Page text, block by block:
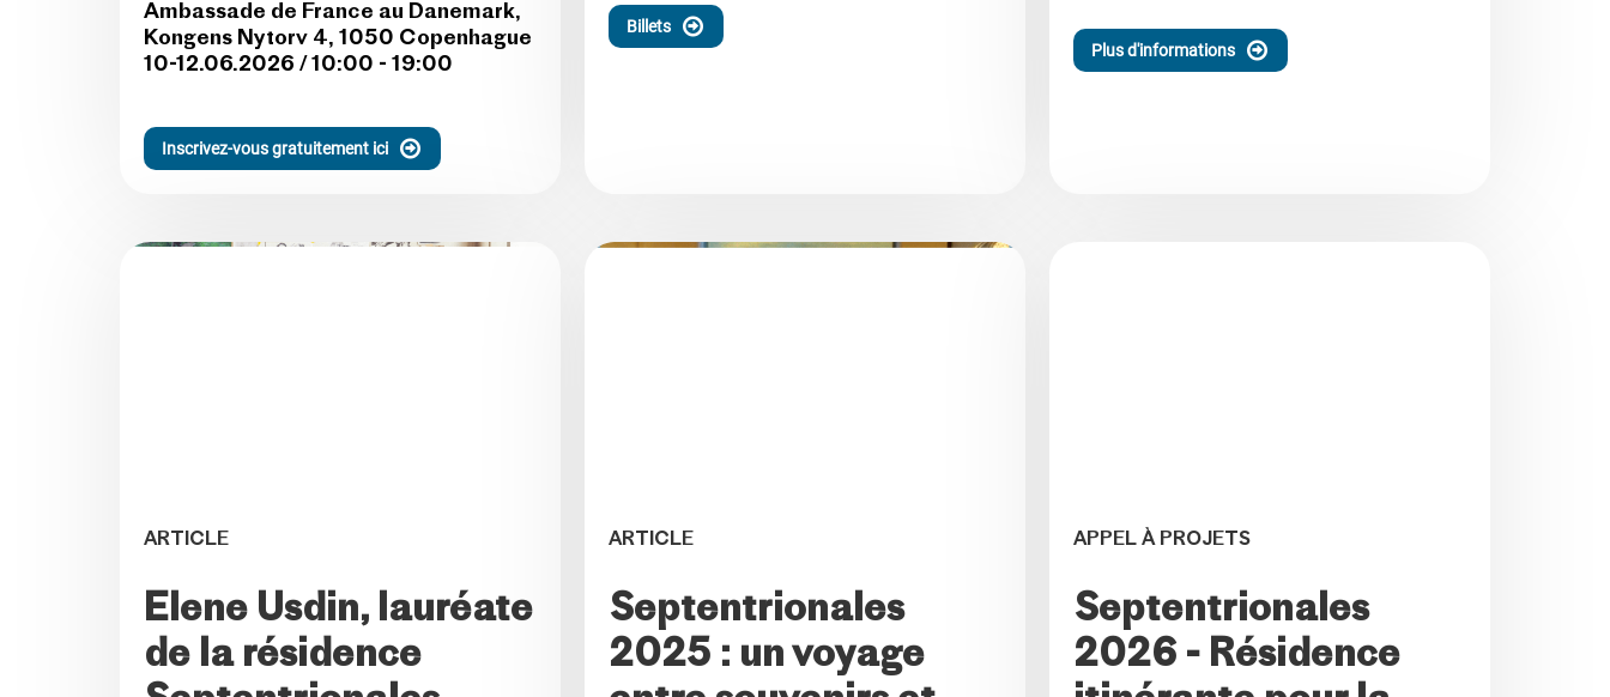
Ambassade de France au Danemark,
Kongens Nytorv 4, 1050 Copenhague
10-12.06.2026 / 10:00 - 19:00
Inscrivez-vous gratuitement ici
Billets
Plus d'informations
CONFÉRENCES EN
FRANÇAIS 2026
ARTICLE
Elene Usdin, lauréate
de la résidence
ARTICLE
Septentrionales
2025 : un voyage
APPEL À PROJETS
Septentrionales
2026 - Résidence